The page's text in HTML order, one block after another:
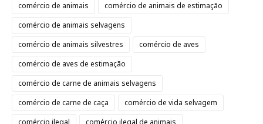
comércio de animais
comércio de animais de estimação
comércio de animais selvagens
comércio de animais silvestres
comércio de aves
comércio de aves de estimação
comércio de carne de animais selvagens
comércio de carne de caça
comércio de vida selvagem
comércio ilegal
comércio ilegal de animais